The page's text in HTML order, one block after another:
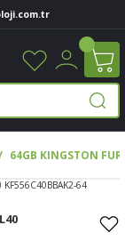
64GB KINGSTON